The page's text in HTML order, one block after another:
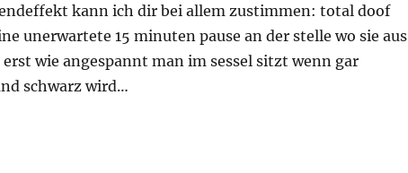
kann ich dir bei allem zustimmen: total doof
unerwartete 15 minuten pause an der stelle wo sie aus
wie angespannt man im sessel sitzt wenn gar
schwarz wird…